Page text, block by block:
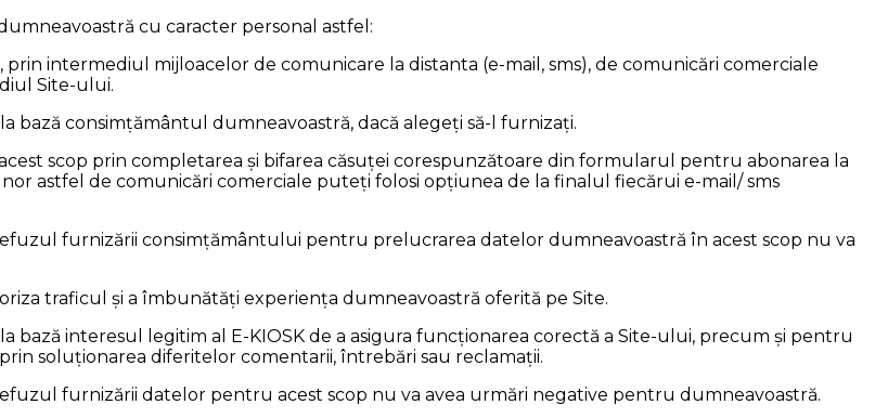
cu caracter personal astfel:
intermediul mijloacelor de comunicare la distanta (e-mail, sms), de comunicări comerciale
Site-ului.
bază consimțământul dumneavoastră, dacă alegeți să-l furnizați.
scop prin completarea și bifarea căsuței corespunzătoare din formularul pentru abonarea la
astfel de comunicări comerciale puteți folosi opțiunea de la finalul fiecărui e-mail/ sms
furnizării consimțământului pentru prelucrarea datelor dumneavoastră în acest scop nu va
traficul și a îmbunătăți experiența dumneavoastră oferită pe Site.
bază interesul legitim al E-KIOSK de a asigura funcționarea corectă a Site-ului, precum și pentru
soluționarea diferitelor comentarii, întrebări sau reclamații.
furnizării datelor pentru acest scop nu va avea urmări negative pentru dumneavoastră.